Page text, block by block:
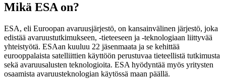
Mikä ESA on?
ESA, eli Euroopan avaruusjärjestö, on kansainvälinen järjestö, joka
edistää avaruustutkimukseen, -tieteeseen ja -teknologiaan liittyvää
yhteistyötä. ESAan kuuluu 22 jäsenmaata ja se kehittää
eurooppalaista satelliittien käyttöön perustuvaa tieteellistä tutkimusta
sekä avaruusalusten teknologioita. ESA hyödyntää myös yritysten
osaamista avaruusteknologian käytössä maan päällä.